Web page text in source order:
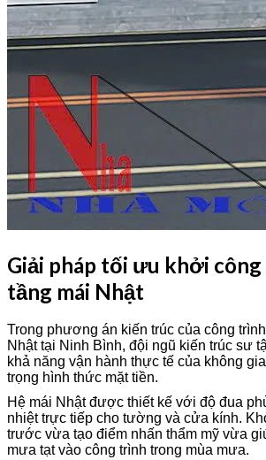
Giải pháp tối ưu khởi
tầng mái Nhật
Trong phương án kiến trúc của công
Nhật tại Ninh Bình, đội ngũ kiến trúc sư
khả năng vận hành thực tế của không
trọng hình thức mặt tiền.
Hệ mái Nhật được thiết kế với độ đua
nhiệt trực tiếp cho tường và cửa kính.
trước vừa tạo điểm nhấn thẩm mỹ vừa
mưa tạt vào công trình trong mùa mưa.